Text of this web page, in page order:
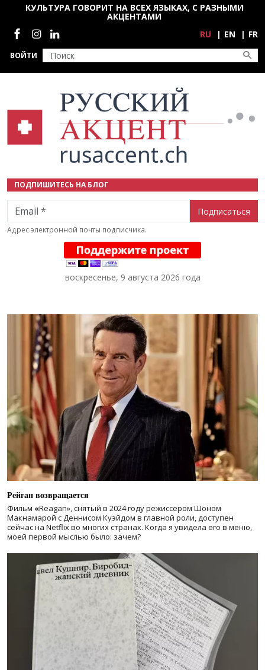
Перейти к основному содержанию
ВОЙТИ
КУЛЬТУРА ГОВОРИТ НА ВСЕХ ЯЗЫКАХ, С РАЗНЫМИ
АКЦЕНТАМИ
Социальные сети
RU EN FR
ПОДПИШИТЕСЬ НА БЛОГ
Email
Адрес электронной почты подписчика.
воскресенье, 9 августа 2026 года
Рейган возвращается
Фильм «Reagan», снятый в 2024 годурежиссером Шоном
Макнамарой с Деннисом Куэйдом в главной роли, доступен
сейчас на Netflix во многих странах. Когда я увидела его в меню,
моей первой мыслью было: зачем?